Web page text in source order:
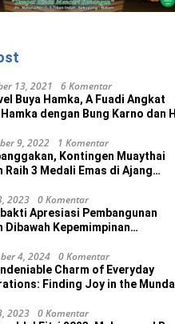
13, 2021 6 Komentar
Buya Hamka, A Fuadi Angkat
dengan Bung Karno dan
9, 2022 1 Komentar
Kontingen Muaythai
Raih 3 Medali Emas di Ajang
2023 0 Komentar
Apresiasi Pembangunan
Dibawah Kepemimpinan
4, 2024 0 Komentar
Charm of Everyday
Finding Joy in the
2023 0 Komentar